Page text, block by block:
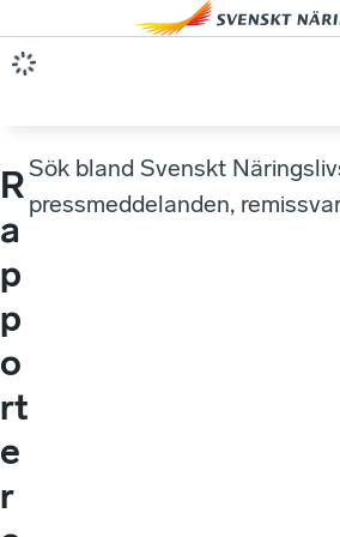
R
a
p
p
o
rt
e
r
Sök bland Svenskt
pressmeddelanden,